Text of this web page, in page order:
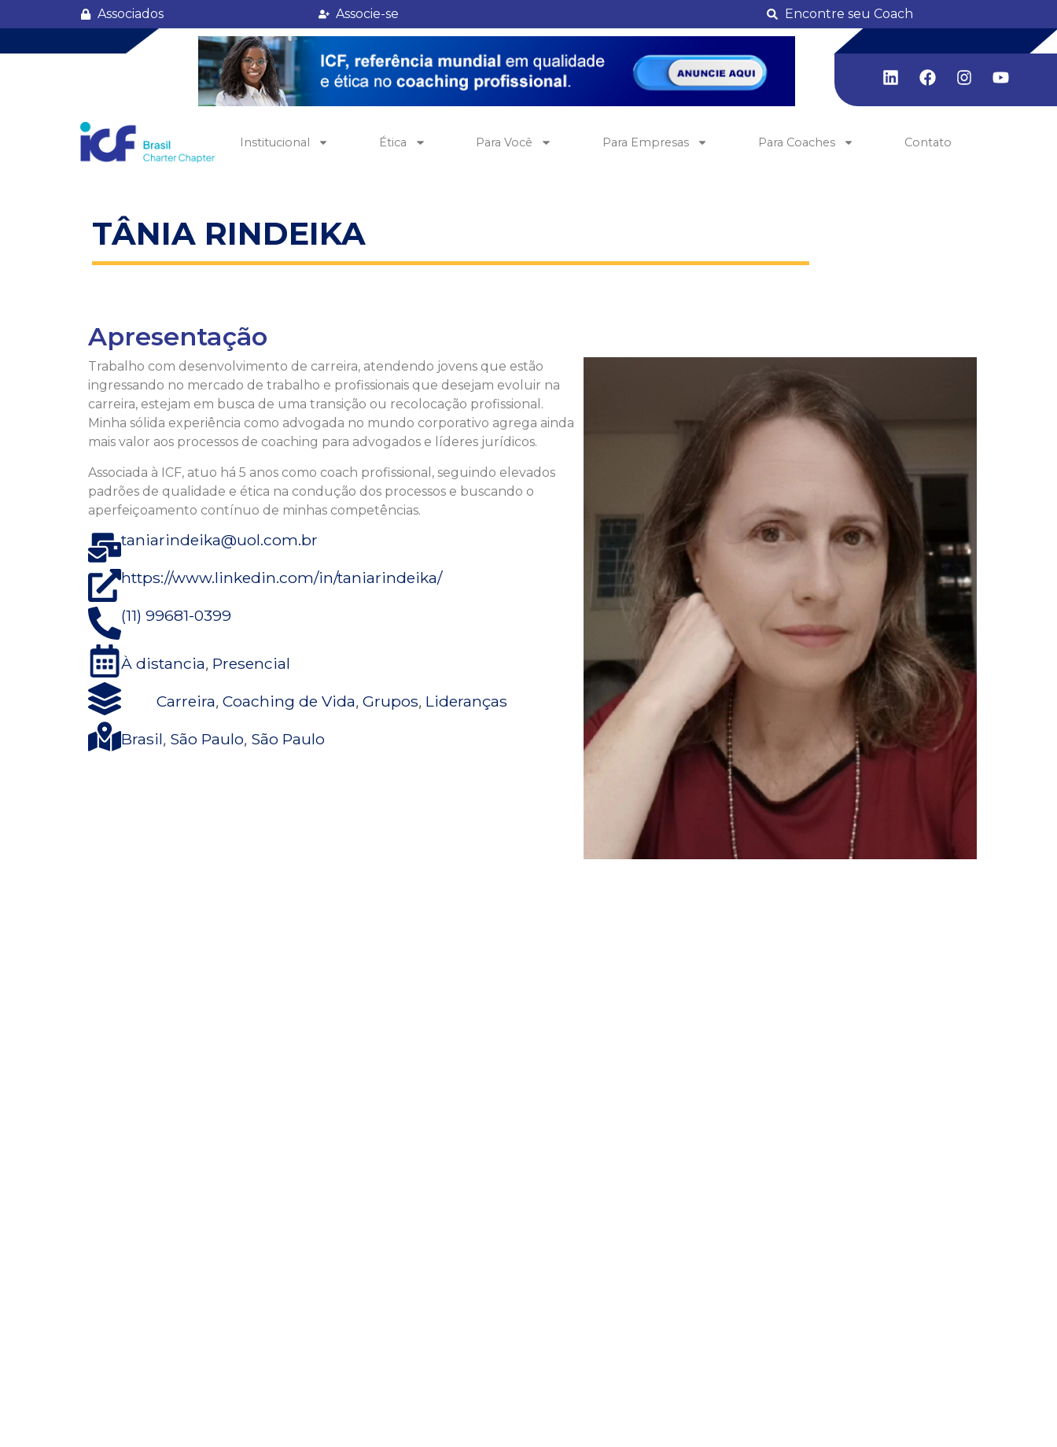
Associados Associe-se Encontre seu Coach
Institucional Ética Para Você Para Empresas Para Coaches Contato
TÂNIA RINDEIKA
Apresentação
Trabalho com desenvolvimento de carreira, atendendo jovens que estão
ingressando no mercado de trabalho e profissionais que desejam evoluir na
carreira, estejam em busca de uma transição ou recolocação profissional.
Minha sólida experiência como advogada no mundo corporativo agrega ainda
mais valor aos processos de coaching para advogados e líderes jurídicos.
Associada à ICF, atuo há 5 anos como coach profissional, seguindo elevados
padrões de qualidade e ética na condução dos processos e buscando o
aperfeiçoamento contínuo de minhas competências.
taniarindeika@uol.com.br
https://www.linkedin.com/in/taniarindeika/
(11) 99681-0399
À distancia, Presencial
Carreira, Coaching de Vida, Grupos, Lideranças
Brasil, São Paulo, São Paulo